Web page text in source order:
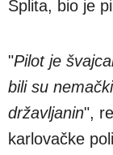
Splita, bio je
"Pilot je
bili su
državljanin",
karlovačke